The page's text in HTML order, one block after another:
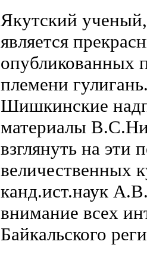
Якутский
является
опубликованных
племени
Шишкинские
материалы
взглянуть на эти
величественных
канд.ист.наук
внимание всех
Байкальского